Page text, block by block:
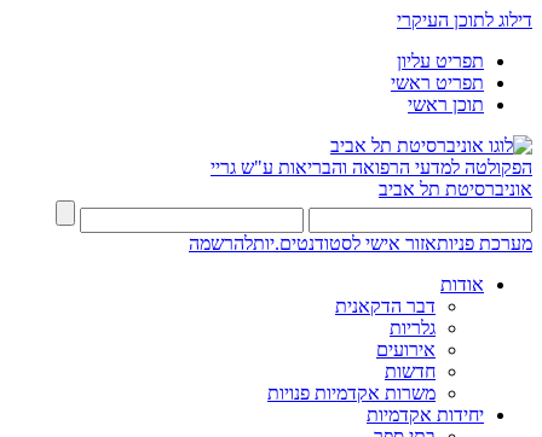
דילוג לתוכן העיקרי
תפריט עליון
תפריט ראשי
תוכן ראשי
הפקולטה למדעי הרפואה והבריאות ע"ש גריי
אוניברסיטת תל אביב
מערכת פניותאזור אישי לסטודנטים.יותלהרשמה
אודות
דבר הדקאנית
גלריות
אירועים
חדשות
משרות אקדמיות פנויות
יחידות אקדמיות